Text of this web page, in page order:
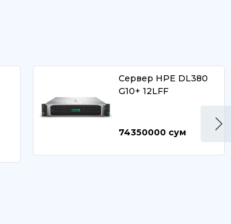
Сервер HPE DL380
G10+ 12LFF
74350000 сум